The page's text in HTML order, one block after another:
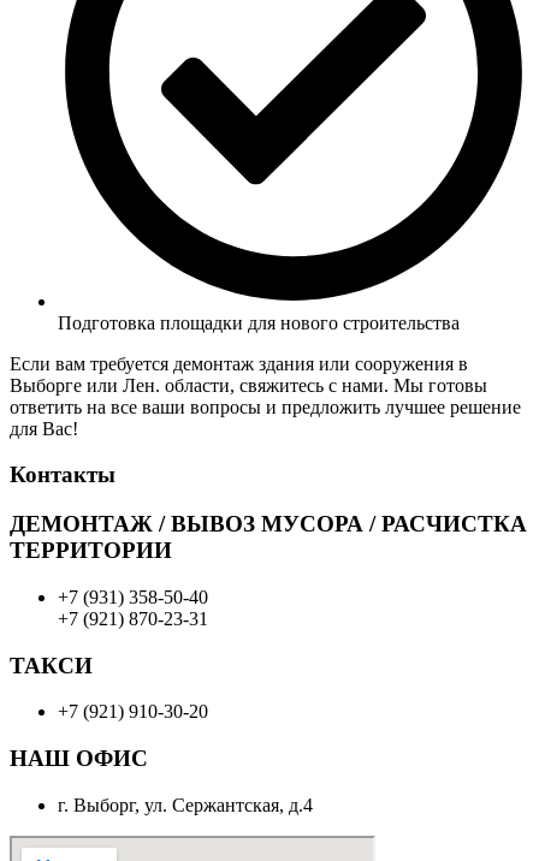
Подготовка площадки для нового строительства
Если вам требуется демонтаж здания или сооружения в
Выборге или Лен. области, свяжитесь с нами. Мы готовы
ответить на все ваши вопросы и предложить лучшее решение
для Вас!
Контакты
ДЕМОНТАЖ / ВЫВОЗ МУСОРА / РАСЧИСТКА
ТЕРРИТОРИИ
+7 (931) 358-50-40
+7 (921) 870-23-31
ТАКСИ
+7 (921) 910-30-20
НАШ ОФИС
г. Выборг, ул. Сержантская, д.4